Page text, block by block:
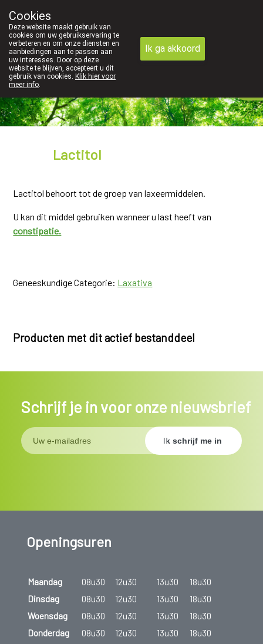
Lactitol
Lactitol behoort tot de groep van laxeermiddelen.
U kan dit middel gebruiken wanneer u last heeft van
constipatie.
Geneeskundige Categorie: Laxativa
Producten met dit actief bestanddeel
Schrijf je in voor onze nieuwsbrief
Openingsuren
Maandag 08u30 12u30 13u30
18u30
Dinsdag
08u30 12u30 13u30
18u30
Woensdag
08u30 12u30 13u30
18u30
Donderdag
08u30 12u30 13u30
18u30
Cookies
Deze website maakt gebruik van
cookies om uw gebruikservaring te
verbeteren en om onze diensten en
aanbiedingen aan te passen aan
uw interesses. Door op deze
website te blijven, accepteert u dit
gebruik van cookies. Klik hier voor
meer info.
Ik ga akkoord